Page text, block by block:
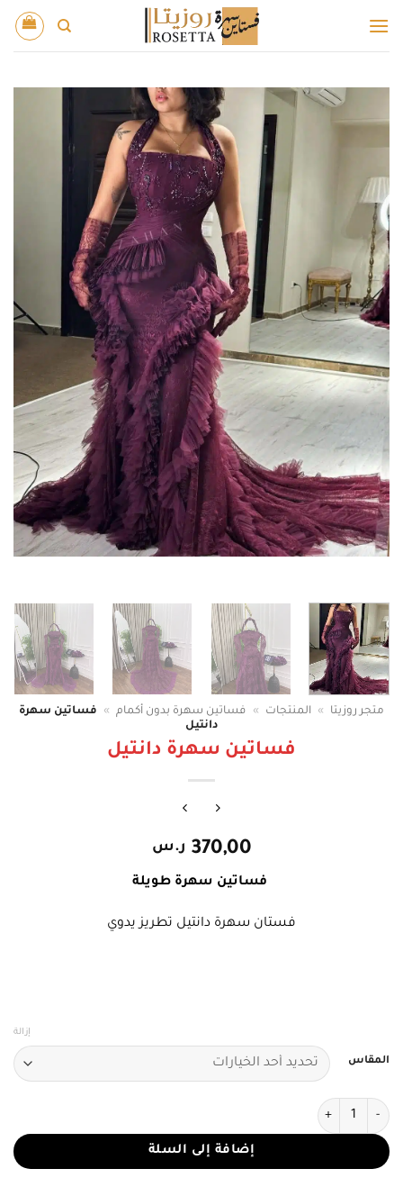
للمحتوى
متجر روزيتا » المنتجات » فساتين سهرة بدون أكمام »
فساتين سهرة
دانتيل
فساتين سهرة دانتيل
370,00 ر.س
فستان سهرة دانتيل تطريز يدوي
المقاس
إزالة
كمية فساتين سهرة دانتيل
إضافة إلى السلة